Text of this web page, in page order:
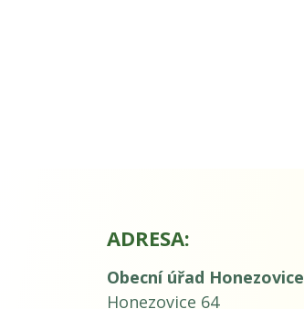
ADRESA:
Obecní úřad Honezovice
Honezovice 64